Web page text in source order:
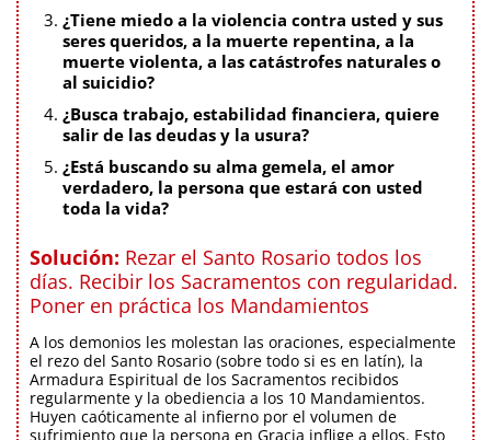
¿Tiene miedo a la violencia contra usted y sus
seres queridos, a la muerte repentina, a la
muerte violenta, a las catástrofes naturales o
al suicidio?
¿Busca trabajo, estabilidad financiera, quiere
salir de las deudas y la usura?
¿Está buscando su alma gemela, el amor
verdadero, la persona que estará con usted
toda la vida?
Solución: Rezar el Santo Rosario todos los
días. Recibir los Sacramentos con regularidad.
Poner en práctica los Mandamientos
A los demonios les molestan las oraciones, especialmente
el rezo del Santo Rosario (sobre todo si es en latín), la
Armadura Espiritual de los Sacramentos recibidos
regularmente y la obediencia a los 10 Mandamientos.
Huyen caóticamente al infierno por el volumen de
sufrimiento que la persona en Gracia inflige a ellos. Esto